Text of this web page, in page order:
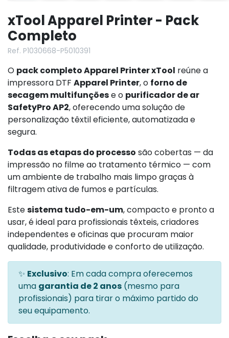
xTool Apparel Printer - Pack
Completo
Ref. P1030668-P5010391
O pack completo Apparel Printer xTool reúne a
impressora DTF Apparel Printer, o forno de
secagem multifunçõese o purificador de ar
SafetyPro AP2, oferecendo uma solução de
personalização têxtil eficiente, automatizada e
segura.
Todas as etapas do processo são cobertas — da
impressão no filme ao tratamento térmico — com
um ambiente de trabalho mais limpo graças à
filtragem ativa de fumos e partículas.
Estesistema tudo-em-um, compacto e pronto a
usar, é ideal para profissionais têxteis, criadores
independentes e oficinas que procuram maior
qualidade, produtividade e conforto de utilização.
✨ Exclusivo: Em cada compra oferecemos
uma garantia de 2 anos (mesmo para
profissionais) para tirar o máximo partido do
seu equipamento.